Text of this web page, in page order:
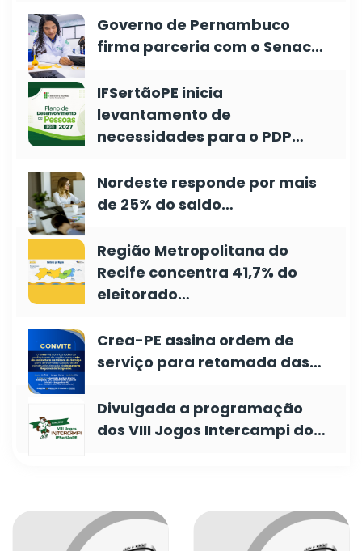
Governo de Pernambuco
firma parceria com o Senac…
IFSertãoPE inicia
levantamento de
necessidades para o PDP…
Nordeste responde por mais
de 25% do saldo…
Região Metropolitana do
Recife concentra 41,7% do
eleitorado…
Crea-PE assina ordem de
serviço para retomada das…
Divulgada a programação
dos VIII Jogos Intercampi do…